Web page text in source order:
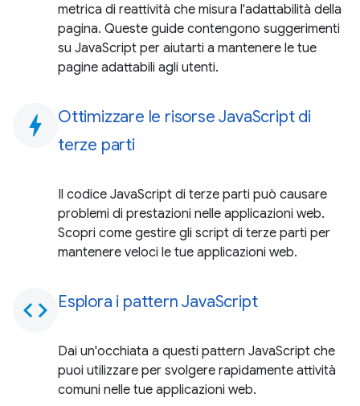
metrica di reattività che misura l'adattabilità della
pagina. Queste guide contengono suggerimenti
su JavaScript per aiutarti a mantenere le tue
pagine adattabili agli utenti.
bolt
Ottimizzare le risorse JavaScript di
terze parti
Il codice JavaScript di terze parti può causare
problemi di prestazioni nelle applicazioni web.
Scopri come gestire gli script di terze parti per
mantenere veloci le tue applicazioni web.
code Esplora i pattern JavaScript
Dai un'occhiata a questi pattern JavaScript che
puoi utilizzare per svolgere rapidamente attività
comuni nelle tue applicazioni web.